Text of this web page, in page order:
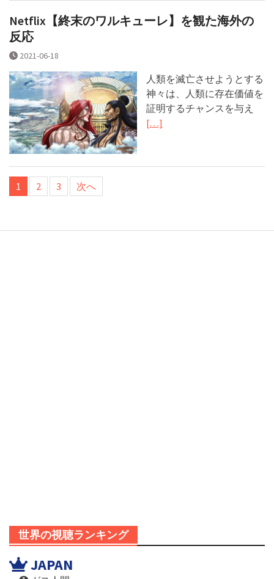
Netflix【終末のワルキューレ】を観た海外の
反応
2021-06-18
人類を滅亡させようとする
神々は、人類に存在価値を
証明するチャンスを与え
[…]
投
稿
1 2 3 次へ
世界の視聴ランキング
JAPAN